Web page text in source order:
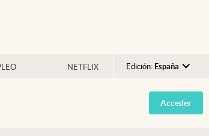
NETFLIX Edición: España
Argentina
España
Acceder